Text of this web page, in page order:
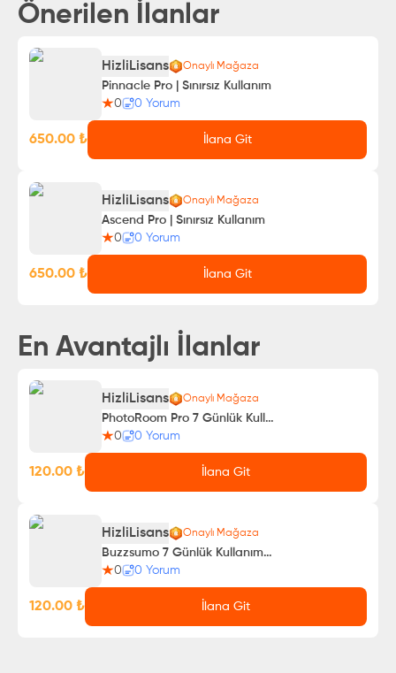
Önerilen İlanlar
HizliLisans Onaylı Mağaza
Pinnacle Pro | Sınırsız Kullanım
0
0 Yorum
650.00 ₺ İlana Git
HizliLisans Onaylı Mağaza
Ascend Pro | Sınırsız Kullanım
0
0 Yorum
650.00 ₺ İlana Git
En Avantajlı İlanlar
HizliLisans Onaylı Mağaza
PhotoRoom Pro 7 Günlük Kullanım
0
0 Yorum
120.00 ₺ İlana Git
HizliLisans Onaylı Mağaza
Buzzsumo 7 Günlük Kullanımmmmm
0
0 Yorum
120.00 ₺ İlana Git